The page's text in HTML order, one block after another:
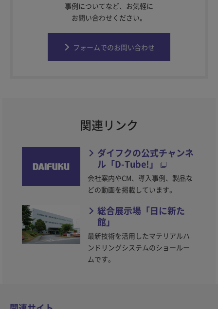
事例についてなど、お気軽に
お問い合わせください。
フォームでのお問い合わせ
関連リンク
ダイフクの公式チャンネ
ル「D-Tube!」
会社案内やCM、導入事例、製品な
どの動画を掲載しています。
総合展示場「日に新た
館」
最新技術を活用したマテリアルハ
ンドリングシステムのショールー
ムです。